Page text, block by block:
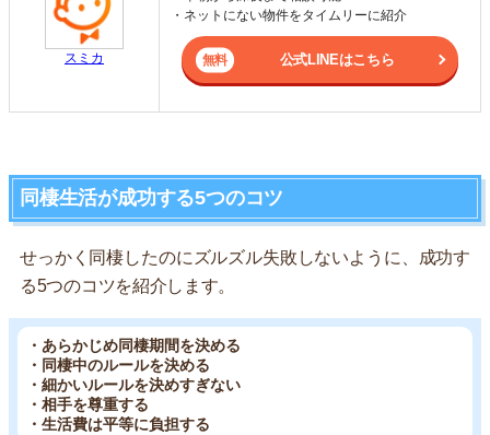
スミカ
・ネットにない物件をタイムリーに紹介
公式LINEはこちら
同棲生活が成功する5つのコツ
せっかく同棲したのにズルズル失敗しないように、成功す
る5つのコツを紹介します。
・あらかじめ同棲期間を決める
・同棲中のルールを決める
・細かいルールを決めすぎない
・相手を尊重する
・生活費は平等に負担する